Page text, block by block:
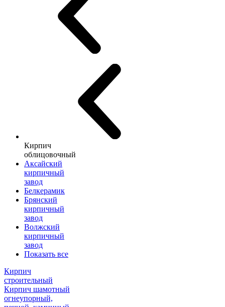
Кирпич
облицовочный
Аксайский
кирпичный
завод
Белкерамик
Брянский
кирпичный
завод
Волжский
кирпичный
завод
Показать все
Кирпич
строительный
Кирпич шамотный
огнеупорный,